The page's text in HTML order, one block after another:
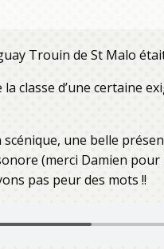
Trouin de St Malo
classe d’une certaine
une belle
(merci Damien
pas peur des mots !!